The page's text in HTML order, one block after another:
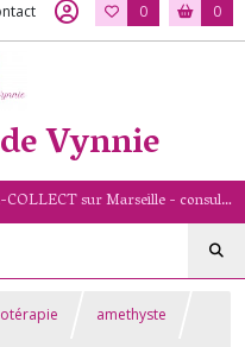
0 0
Vynnie
Boutique ésotérique en ligne et CLICK-and-COLLECT sur Marseille - consultation de voyance par mail - livret numérologique (13/PACA)
amethyste